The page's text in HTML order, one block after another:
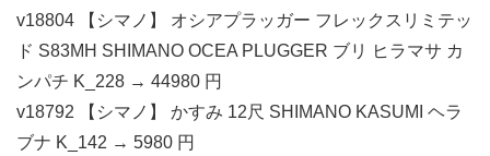
v18804 【シマノ】 オシアプラッガー フレックスリミテッ
ド S83MH SHIMANO OCEA PLUGGER ブリ ヒラマサ カ
ンパチ K_228 → 44980 円
v18792 【シマノ】 かすみ 12尺 SHIMANO KASUMI ヘラ
ブナ K_142 → 5980 円